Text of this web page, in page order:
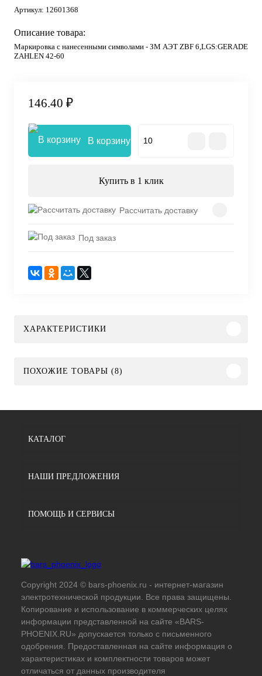
Артикул: 12601368
Описание товара:
Маркировка с нанесенными символами - ЗМ АЭТ ZBF 6,LGS:GERADE
ZAHLEN 42-60
146.40 ₽
В корзину
Купить в 1 клик
Рассчитать доставку
Под заказ
ХАРАКТЕРИСТИКИ
ПОХОЖИЕ ТОВАРЫ (8)
КАТАЛОГ
НАШИ ПРЕДЛОЖЕНИЯ
ПОМОЩЬ И СЕРВИСЫ
Copyright 2024 © bars-phoenix.ru - интернет-магазин
электротехнической продукции. Все права защищены.
Копирование и использование в коммерческих целях
информации представленной на сайте «BARS-
PHOENIX.RU» допускается только с письменного
одобрения. Предоставленная на сайте информация о
характеристиках и комплектности товаров может
отличаться от данных производителя